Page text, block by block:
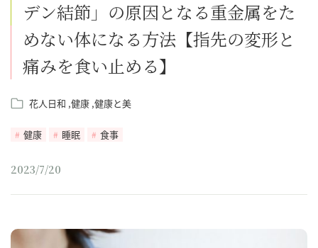
デン結節」の原因となる重金属をた
めない体になる方法【指先の変形と
痛みを食い止める】
花人日和 健康 健康と美
健康 睡眠 食事
2023/7/20